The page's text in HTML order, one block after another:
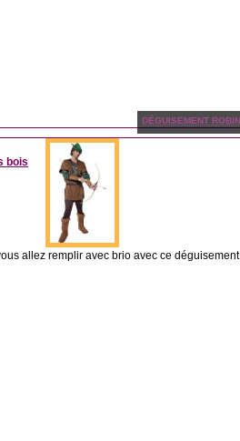
DÉGUISEMENT
bois
allez remplir avec brio avec ce